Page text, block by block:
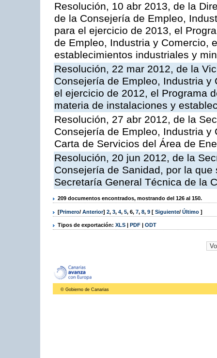
Resolución, 10 abr 2013, de la
de la Consejería de Empleo,
para el ejercicio de 2013, el
de Empleo, Industria y Comercio,
establecimientos industriales y
Resolución, 22 mar 2012, de la
Consejería de Empleo, Industria
el ejercicio de 2012, el Programa
materia de instalaciones y
Resolución, 27 abr 2012, de la
Consejería de Empleo, Industria
Carta de Servicios del Área de
Resolución, 20 jun 2012, de la
Consejería de Sanidad, por la
Secretaría General Técnica de la
209 documentos encontrados, mostrando del 126 al 150.
[Primero/ Anterior] 2, 3, 4, 5, 6, 7, 8, 9 [ Siguiente/ Último ]
Tipos de exportación: XLS | PDF | ODT
© Gobierno de Canarias